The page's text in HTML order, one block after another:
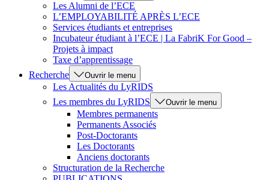
Les Alumni de l’ECE
L’EMPLOYABILITÉ APRÈS L’ECE
Services étudiants et entreprises
Incubateur étudiant à l’ECE | La FabriK For Good –
Projets à impact
Taxe d’apprentissage
Recherche
Ouvrir le menu
Les Actualités du LyRIDS
Les membres du LyRIDS
Ouvrir le menu
Membres permanents
Permanents Associés
Post-Doctorants
Les Doctorants
Anciens doctorants
Structuration de la Recherche